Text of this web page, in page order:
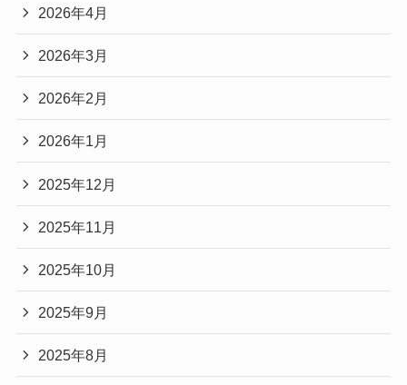
2026年4月
2026年3月
2026年2月
2026年1月
2025年12月
2025年11月
2025年10月
2025年9月
2025年8月